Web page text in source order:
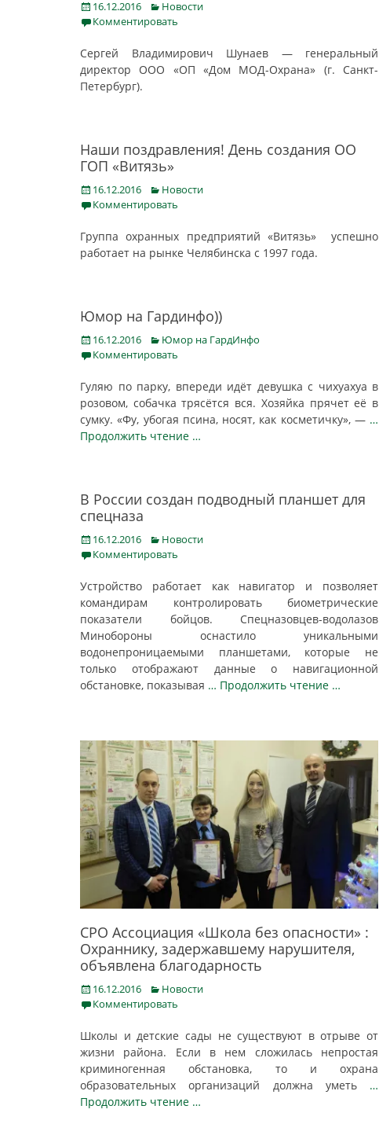
Posted
on
16.12.2016 Categories
Новости
Комментировать
Сергей Владимирович Шунаев — генеральный
директор ООО «ОП «Дом МОД-Охрана» (г. Санкт-
Петербург).
Наши поздравления! День создания ОО
ГОП «Витязь»
Posted
on
16.12.2016 Categories
Новости
Комментировать
Группа охранных предприятий «Витязь» успешно
работает на рынке Челябинска с 1997 года.
Юмор на Гардинфо))
Posted
on
16.12.2016 Categories
Юмор на ГардИнфо
Комментировать
Гуляю по парку, впереди идёт девушка с чихуахуа в
розовом, собачка трясётся вся. Хозяйка прячет её в
сумку. «Фу, убогая псина, носят, как косметичку», — …
Продолжить чтение …
В России создан подводный планшет для
спецназа
Posted
on
16.12.2016 Categories
Новости
Комментировать
Устройство работает как навигатор и позволяет
командирам контролировать биометрические
показатели бойцов. Спецназовцев-водолазов
Минобороны оснастило уникальными
водонепроницаемыми планшетами, которые не
только отображают данные о навигационной
обстановке, показывая … Продолжить чтение …
СРО Ассоциация «Школа без опасности» :
Охраннику, задержавшему нарушителя,
объявлена благодарность
Posted
on
16.12.2016 Categories
Новости
Комментировать
Школы и детские сады не существуют в отрыве от
жизни района. Если в нем сложилась непростая
криминогенная обстановка, то и охрана
образовательных организаций должна уметь …
Продолжить чтение …